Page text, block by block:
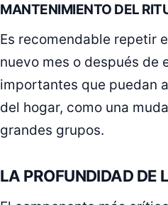
MANTENIMIENTO DEL
Es recomendable repetir
nuevo mes o después de
importantes que puedan
del hogar, como una
grandes grupos.
LA PROFUNDIDAD DE